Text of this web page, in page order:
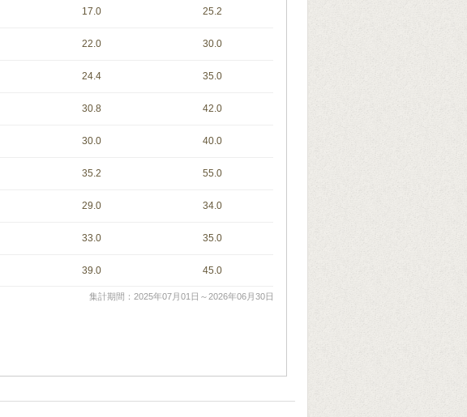
17.0 25.2
22.0 30.0
24.4 35.0
30.8 42.0
30.0 40.0
35.2 55.0
29.0 34.0
33.0 35.0
39.0 45.0
集計期間：2025年07月01日～2026年06月30日